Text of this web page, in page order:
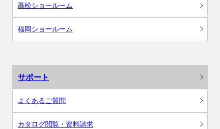
高松ショールーム
福岡ショールーム
サポート
よくあるご質問
カタログ閲覧・資料請求